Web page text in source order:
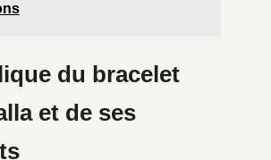
du bracelet
et de ses